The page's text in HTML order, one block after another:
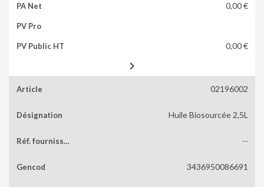
0,00 €
0,00 €

02196002
Huile Biosourcée 2,5L
--
3436950086691